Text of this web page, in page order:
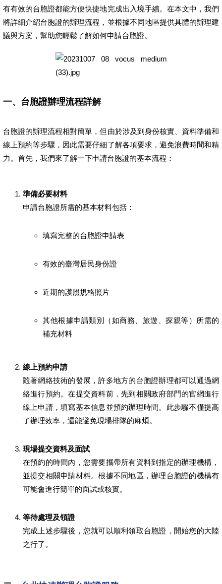
有有效的台胞證都能方便快捷地完成出入境手續。在本文中，我們
將詳細介紹台胞證的辦理流程，並根據不同地區提供具體的辦理建
議與方案，幫助您輕鬆了解如何申請台胞證。
一、台胞證辦理流程詳解
台胞證的辦理流程相對簡單，但由於涉及到身份核實、資料準備和
線上預約等步驟，因此需要仔細了解各項要求，避免浪費時間和精
力。首先，我們來了解一下申請台胞證的基本流程：
準備必要材料
申請台胞證所需的基本材料包括：
填寫完整的台胞證申請表
有效的臺灣居民身份證
近期的護照規格照片
其他根據申請類別（如商務、旅遊、探親等）所需的
補充材料
線上預約申請
隨著網絡技術的發展，許多地方的台胞證辦理都可以通過網
絡進行預約。在提交資料前，先到相關政府部門的官網進行
線上申請，填寫基本信息並預約辦理時間。此步驟不僅提高
了辦理效率，還能避免現場排隊的麻煩。
現場提交資料及面試
在預約的時間內，您需要攜帶所有資料到指定的辦理機構，
並提交相關申請材料。根據不同地區，辦理台胞證的機構有
可能會進行簡單的面試或核實。
等待處理及領證
完成上述步驟後，您就可以順利領取台胞證，開始您的大陸
之行了。